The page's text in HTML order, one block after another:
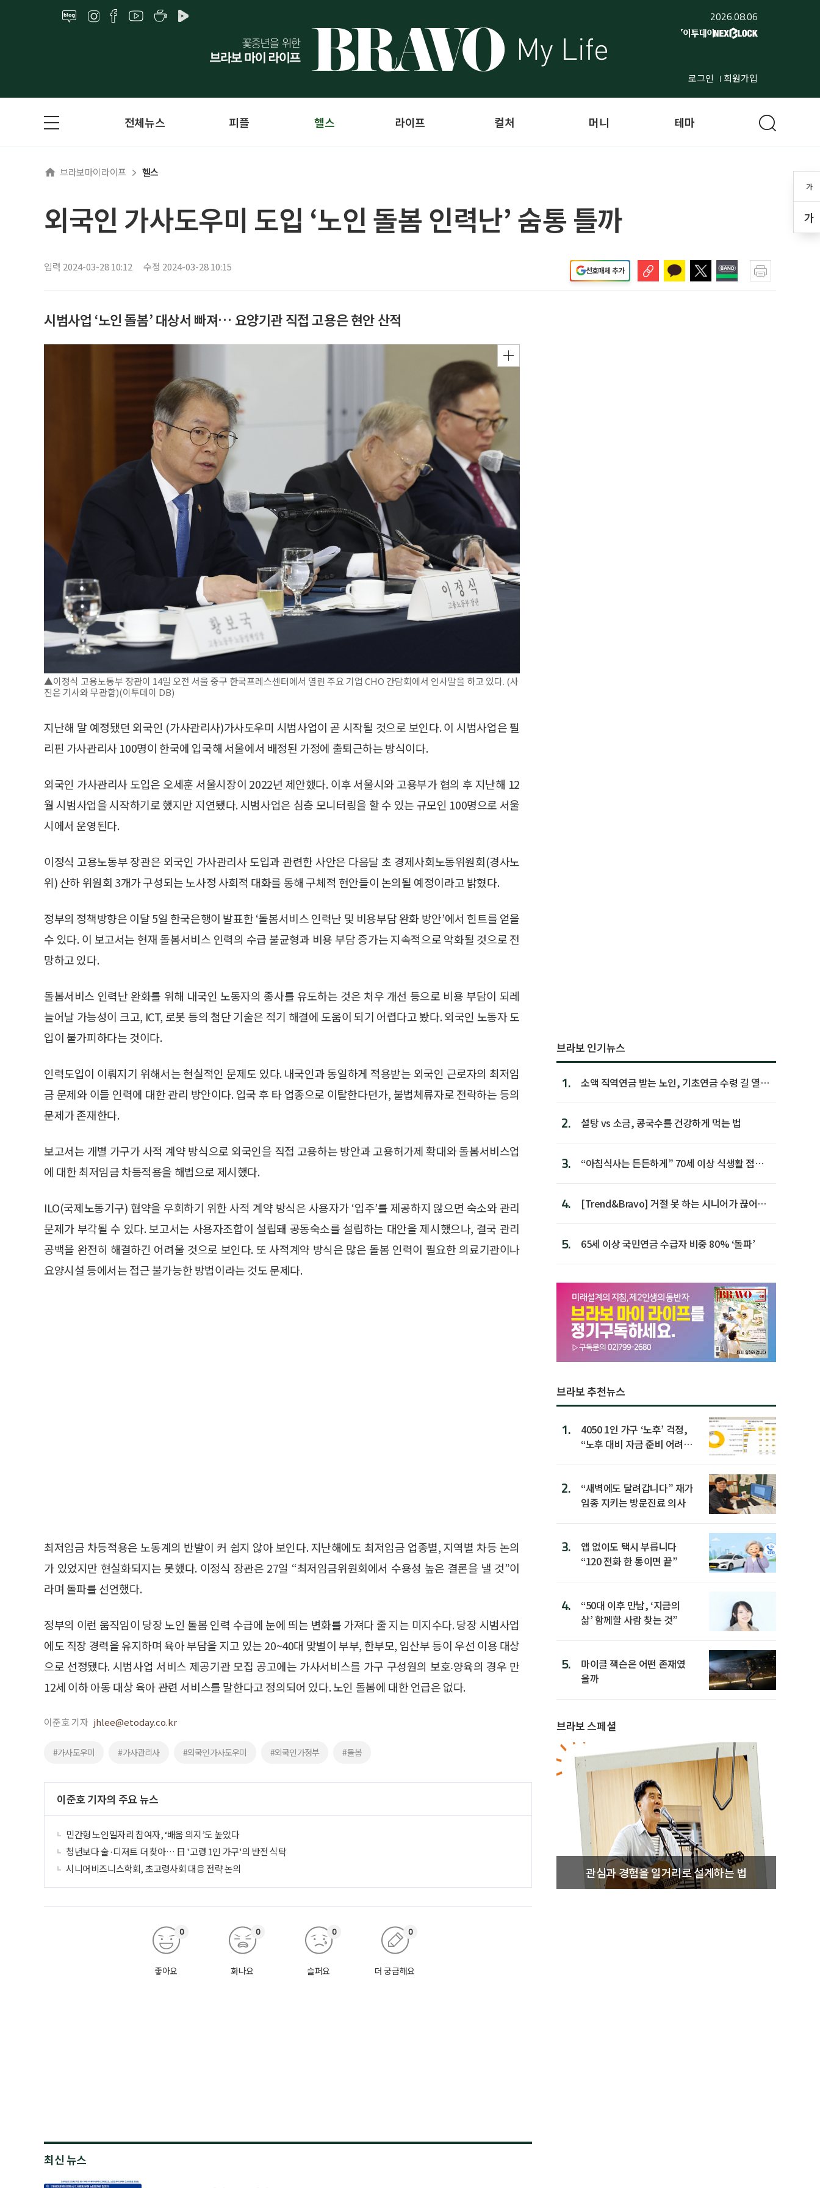
2026.08.06
로그인 회원가입
가
가
전체뉴스 피플 헬스 라이프 컬처 머니 테마
브라보마이라이프 헬스
외국인 가사도우미 도입 ‘노인 돌봄 인력난’ 숨통 틀까
입력 2024-03-28 10:12 수정 2024-03-28 10:15 선호매체 추가
시범사업 ‘노인 돌봄’ 대상서 빠져… 요양기관 직접 고용은 현안 산적
▲이정식 고용노동부 장관이 14일 오전 서울 중구 한국프레스센터에서 열린 주요 기업 CHO 간담회에서 인사말을 하고 있다. (사
진은 기사와 무관함)(이투데이 DB)
지난해 말 예정됐던 외국인 (가사관리사)가사도우미 시범사업이 곧 시작될 것으로 보인다. 이 시범사업은 필
리핀 가사관리사 100명이 한국에 입국해 서울에서 배정된 가정에 출퇴근하는 방식이다.
외국인 가사관리사 도입은 오세훈 서울시장이 2022년 제안했다. 이후 서울시와 고용부가 협의 후 지난해 12
월 시범사업을 시작하기로 했지만 지연됐다. 시범사업은 심층 모니터링을 할 수 있는 규모인 100명으로 서울
시에서 운영된다.
이정식 고용노동부 장관은 외국인 가사관리사 도입과 관련한 사안은 다음달 초 경제사회노동위원회(경사노
위) 산하 위원회 3개가 구성되는 노사정 사회적 대화를 통해 구체적 현안들이 논의될 예정이라고 밝혔다.
정부의 정책방향은 이달 5일 한국은행이 발표한 ‘돌봄서비스 인력난 및 비용부담 완화 방안’에서 힌트를 얻을
수 있다. 이 보고서는 현재 돌봄서비스 인력의 수급 불균형과 비용 부담 증가는 지속적으로 악화될 것으로 전
망하고 있다.
돌봄서비스 인력난 완화를 위해 내국인 노동자의 종사를 유도하는 것은 처우 개선 등으로 비용 부담이 되레
늘어날 가능성이 크고, ICT, 로봇 등의 첨단 기술은 적기 해결에 도움이 되기 어렵다고 봤다. 외국인 노동자 도
입이 불가피하다는 것이다.
인력도입이 이뤄지기 위해서는 현실적인 문제도 있다. 내국인과 동일하게 적용받는 외국인 근로자의 최저임
금 문제와 이들 인력에 대한 관리 방안이다. 입국 후 타 업종으로 이탈한다던가, 불법체류자로 전락하는 등의
문제가 존재한다.
보고서는 개별 가구가 사적 계약 방식으로 외국인을 직접 고용하는 방안과 고용허가제 확대와 돌봄서비스업
에 대한 최저임금 차등적용을 해법으로 제시했다.
ILO(국제노동기구) 협약을 우회하기 위한 사적 계약 방식은 사용자가 ‘입주’를 제공하지 않으면 숙소와 관리
문제가 부각될 수 있다. 보고서는 사용자조합이 설립돼 공동숙소를 설립하는 대안을 제시했으나, 결국 관리
공백을 완전히 해결하긴 어려울 것으로 보인다. 또 사적계약 방식은 많은 돌봄 인력이 필요한 의료기관이나
요양시설 등에서는 접근 불가능한 방법이라는 것도 문제다.
최저임금 차등적용은 노동계의 반발이 커 쉽지 않아 보인다. 지난해에도 최저임금 업종별, 지역별 차등 논의
가 있었지만 현실화되지는 못했다. 이정식 장관은 27일 “최저임금위원회에서 수용성 높은 결론을 낼 것”이
라며 돌파를 선언했다.
정부의 이런 움직임이 당장 노인 돌봄 인력 수급에 눈에 띄는 변화를 가져다 줄 지는 미지수다. 당장 시범사업
에도 직장 경력을 유지하며 육아 부담을 지고 있는 20~40대 맞벌이 부부, 한부모, 임산부 등이 우선 이용 대상
으로 선정됐다. 시범사업 서비스 제공기관 모집 공고에는 가사서비스를 가구 구성원의 보호‧양육의 경우 만
12세 이하 아동 대상 육아 관련 서비스를 말한다고 정의되어 있다. 노인 돌봄에 대한 언급은 없다.
이준호 기자 jhlee@etoday.co.kr
#가사도우미 #가사관리사 #외국인가사도우미 #외국인가정부 #돌봄
이준호 기자의 주요 뉴스
민간형 노인일자리 참여자, ‘배움 의지’도 높았다
청년보다 술·디저트 더 찾아… 日 '고령 1인 가구'의 반전 식탁
시니어비즈니스학회, 초고령사회 대응 전략 논의
좋아요
0
화나요
0
슬퍼요
0
더 궁금해요
0
최신 뉴스
브라보 인기뉴스
1.
소액 직역연금 받는 노인, 기초연금 수령 길 열린
2. 설탕 vs 소금, 콩국수를 건강하게 먹는 법
3.
“아침식사는 든든하게” 70세 이상 식생활 점수
4.
[Trend&Bravo] 거절 못 하는 시니어가 끊어야
5. 65세 이상 국민연금 수급자 비중 80% ‘돌파’
브라보 추천뉴스
1.
4050 1인 가구 ‘노후’ 걱정,
“노후 대비 자금 준비 어려
2.
“새벽에도 달려갑니다” 재가
임종 지키는 방문진료 의사
3.
앱 없이도 택시 부릅니다
“120 전화 한 통이면 끝”
4.
“50대 이후 만남, ‘지금의
삶’ 함께할 사람 찾는 것”
5.
마이클 잭슨은 어떤 존재였
을까
브라보 스페셜
관심과 경험을 일거리로 설계하는 법